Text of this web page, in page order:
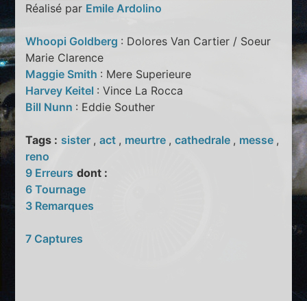
Réalisé par Emile Ardolino
Whoopi Goldberg : Dolores Van Cartier / Soeur
Marie Clarence
Maggie Smith : Mere Superieure
Harvey Keitel : Vince La Rocca
Bill Nunn : Eddie Souther
Tags : sister ,act , meurtre ,cathedrale , messe ,
reno
9 Erreurs dont :
6 Tournage
3 Remarques
7 Captures